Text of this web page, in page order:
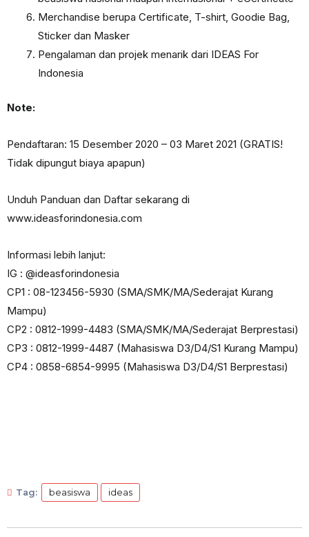
Merchandise berupa Certificate, T-shirt, Goodie Bag,
Sticker dan Masker
Pengalaman dan projek menarik dari IDEAS For
Indonesia
Note:
Pendaftaran: 15 Desember 2020 – 03 Maret 2021 (GRATIS!
Tidak dipungut biaya apapun)
Unduh Panduan dan Daftar sekarang di
www.ideasforindonesia.com
Informasi lebih lanjut:
IG : @ideasforindonesia
CP1 : 08-123456-5930 (SMA/SMK/MA/Sederajat Kurang
Mampu)
CP2 : 0812-1999-4483 (SMA/SMK/MA/Sederajat Berprestasi)
CP3 : 0812-1999-4487 (Mahasiswa D3/D4/S1 Kurang Mampu)
CP4 : 0858-6854-9995 (Mahasiswa D3/D4/S1 Berprestasi)
Tag: beasiswa ideas